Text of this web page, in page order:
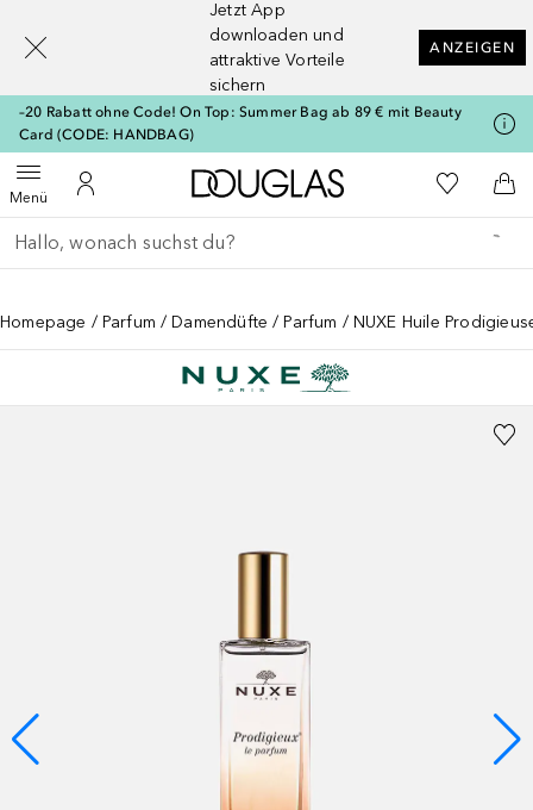
Jetzt App
downloaden und
attraktive Vorteile
sichern
ANZEIGEN
–20 Rabatt ohne Code! On Top: Summer Bag ab 89 € mit Beauty
Card (CODE: HANDBAG)
MenüMenü öffnenZu Meinem Kundenkonto
Zur Douglas Startseite
Zu Meiner
Gehe zurück
Suche ausführen
Homepage Parfum Damendüfte Parfum NUXE Huile
[navigation.slideout.screenreader]